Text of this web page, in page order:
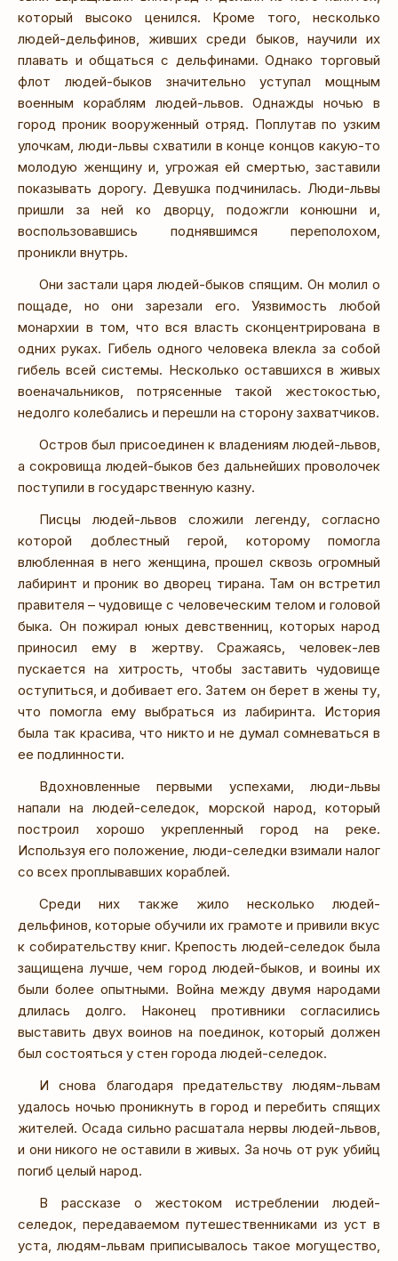
который высоко ценился. Кроме того, несколько
людей-дельфинов, живших среди быков, научили их
плавать и общаться с дельфинами. Однако торговый
флот людей-быков значительно уступал мощным
военным кораблям людей-львов. Однажды ночью в
город проник вооруженный отряд. Поплутав по узким
улочкам, люди-львы схватили в конце концов какую-то
молодую женщину и, угрожая ей смертью, заставили
показывать дорогу. Девушка подчинилась. Люди-львы
пришли за ней ко дворцу, подожгли конюшни и,
воспользовавшись поднявшимся переполохом,
проникли внутрь.
Они застали царя людей-быков спящим. Он молил о
пощаде, но они зарезали его. Уязвимость любой
монархии в том, что вся власть сконцентрирована в
одних руках. Гибель одного человека влекла за собой
гибель всей системы. Несколько оставшихся в живых
военачальников, потрясенные такой жестокостью,
недолго колебались и перешли на сторону захватчиков.
Остров был присоединен к владениям людей-львов,
а сокровища людей-быков без дальнейших проволочек
поступили в государственную казну.
Писцы людей-львов сложили легенду, согласно
которой доблестный герой, которому помогла
влюбленная в него женщина, прошел сквозь огромный
лабиринт и проник во дворец тирана. Там он встретил
правителя – чудовище с человеческим телом и головой
быка. Он пожирал юных девственниц, которых народ
приносил ему в жертву. Сражаясь, человек-лев
пускается на хитрость, чтобы заставить чудовище
оступиться, и добивает его. Затем он берет в жены ту,
что помогла ему выбраться из лабиринта. История
была так красива, что никто и не думал сомневаться в
ее подлинности.
Вдохновленные первыми успехами, люди-львы
напали на людей-селедок, морской народ, который
построил хорошо укрепленный город на реке.
Используя его положение, люди-селедки взимали налог
со всех проплывавших кораблей.
Среди них также жило несколько людей-
дельфинов, которые обучили их грамоте и привили вкус
к собирательству книг. Крепость людей-селедок была
защищена лучше, чем город людей-быков, и воины их
были более опытными. Война между двумя народами
длилась долго. Наконец противники согласились
выставить двух воинов на поединок, который должен
был состояться у стен города людей-селедок.
И снова благодаря предательству людям-львам
удалось ночью проникнуть в город и перебить спящих
жителей. Осада сильно расшатала нервы людей-львов,
и они никого не оставили в живых. За ночь от рук убийц
погиб целый народ.
В рассказе о жестоком истреблении людей-
селедок, передаваемом путешественниками из уст в
уста, людям-львам приписывалось такое могущество,